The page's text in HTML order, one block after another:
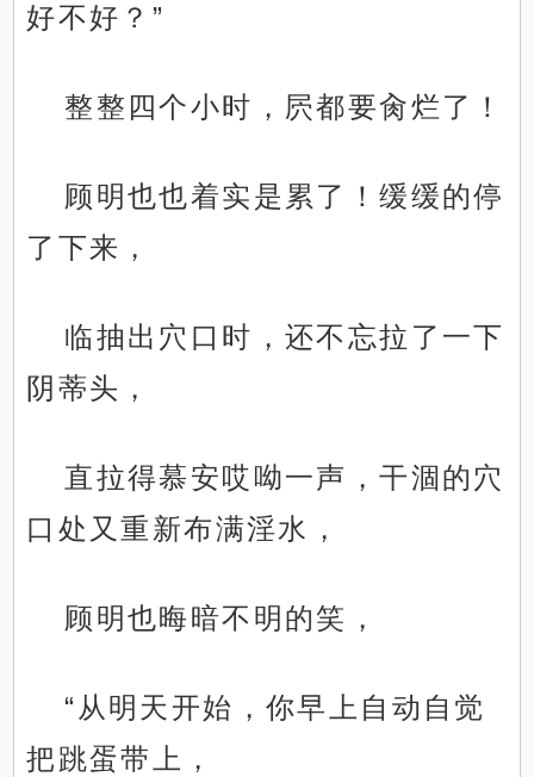
好不好？”
整整四个小时，屄都要肏烂了！
顾明也也着实是累了！缓缓的停
了下来，
临抽出穴口时，还不忘拉了一下
阴蒂头，
直拉得慕安哎呦一声，干涸的穴
口处又重新布满淫水，
顾明也晦暗不明的笑，
“从明天开始，你早上自动自觉
把跳蛋带上，